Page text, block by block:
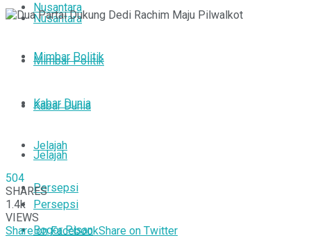
Nusantara
Mimbar Politik
Kabar Dunia
Jelajah
Persepsi
Nusantara
Mimbar Politik
Kabar Dunia
Jelajah
Persepsi
Bogor Pisan
504
SHARES
1.4k
VIEWS
Share on FacebookShare on Twitter